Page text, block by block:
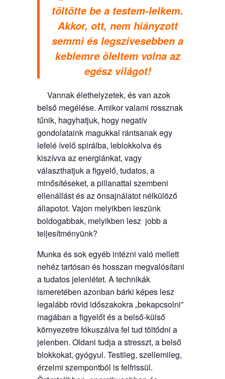
töltötte be a testem-lelkem.
Akkor, ott, nem hiányzott
semmi és legszívesebben a
keblemre öleltem volna az
egész világot!
Vannak élethelyzetek, és van azok
belső megélése. Amikor valami rossznak
tűnik, hagyhatjuk, hogy negatív
gondolataink magukkal rántsanak egy
lefelé ívelő spirálba, leblokkolva és
kiszívva az energiánkat, vagy
választhatjuk a figyelő, tudatos, a
minősítéseket, a pillanattal szembeni
ellenállást és az önsajnálatot nélkülöző
állapotot. Vajon melyikben leszünk
boldogabbak, melyikben lesz jobb a
teljesítményünk?
Munka és sok egyéb intézni való mellett
nehéz tartósan és hosszan megvalósítani
a tudatos jelenlétet. A technikák
ismeretében azonban bárki képes lesz
legalább rövid időszakokra „bekapcsolni”
magában a figyelőt és a belső-külső
környezetre fókuszálva fel tud töltődni a
jelenben. Oldani tudja a stresszt, a belső
blokkokat, gyógyul. Testileg, szellemileg,
érzelmi szempontból is felfrissül.